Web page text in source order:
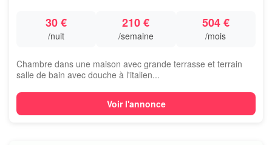
30 €
/nuit
210 €
/semaine
504 €
/mois
Chambre dans une maison avec grande terrasse et terrain
salle de bain avec douche à l'italien...
Voir l'annonce